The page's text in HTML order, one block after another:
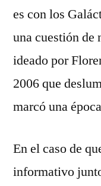
es con los
una cuestión de
ideado por
2006 que
marcó una
En el caso de
informativo